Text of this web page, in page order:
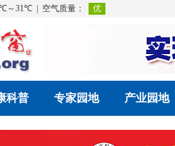
科普 专家园地 产业园地